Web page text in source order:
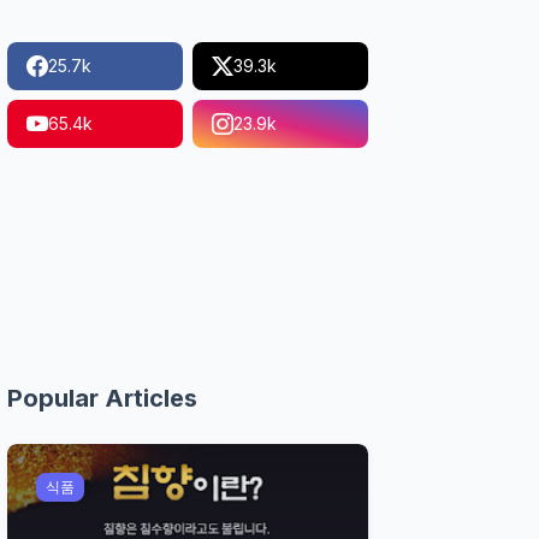
25.7k 39.3k
65.4k 23.9k
Popular Articles
식품